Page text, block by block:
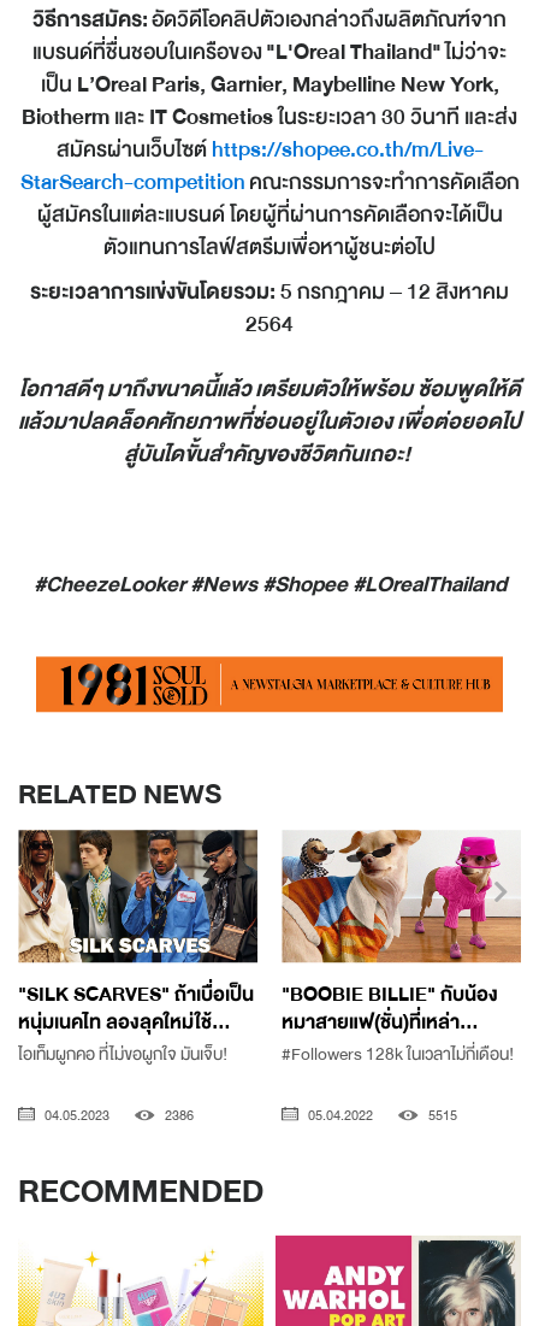
วิธีการสมัคร:อัดวิดีโอคลิปตัวเองกล่าวถึงผลิตภัณฑ์จาก
แบรนด์ที่ชื่นชอบในเครือของ"L'Oreal Thailand"ไม่ว่าจะ
เป็น L’Oreal Paris, Garnier, Maybelline New York,
BiothermและIT Cosmeticsในระยะเวลา 30 วินาที และส่ง
สมัครผ่านเว็บไซต์https://shopee.co.th/m/Live-
StarSearch-competitionคณะกรรมการจะทำการคัดเลือก
ผู้สมัครในแต่ละแบรนด์ โดยผู้ที่ผ่านการคัดเลือกจะได้เป็น
ตัวแทนการไลฟ์สตรีมเพื่อหาผู้ชนะต่อไป
ระยะเวลาการแข่งขันโดยรวม:5 กรกฎาคม – 12 สิงหาคม
2564
โอกาสดีๆ มาถึงขนาดนี้แล้ว เตรียมตัวให้พร้อม ซ้อมพูดให้ดี
แล้วมาปลดล็อคศักยภาพที่ซ่อนอยู่ในตัวเอง เพื่อต่อยอดไป
สู่บันไดขั้นสำคัญของชีวิตกันเถอะ!
#CheezeLooker #News #Shopee #LOrealThailand
RELATED NEWS
"SILK SCARVES" ถ้าเบื่อเป็น
หนุ่มเนคไท ลองลุคใหม่ใช้...
ไอเท็มผูกคอ ที่ไม่ขอผูกใจ มันเจ็บ!
04.05.2023 2386
"BOOBIE BILLIE" กับน้อง
หมาสายแฟ(ชั่น)ที่เหล่า...
#Followers 128k ในเวลาไม่กี่เดือน!
05.04.2022 5515
RECOMMENDED